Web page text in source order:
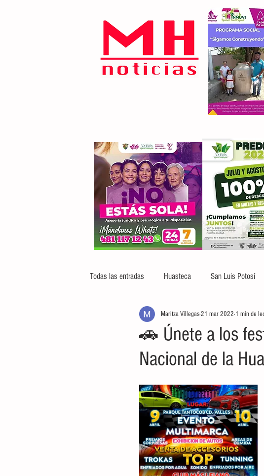
Todas las entradas Huasteca San Luis Potosí
🚗 Únete a los
Nacional de la
Maritza Villegas21 mar 2022 1 min de